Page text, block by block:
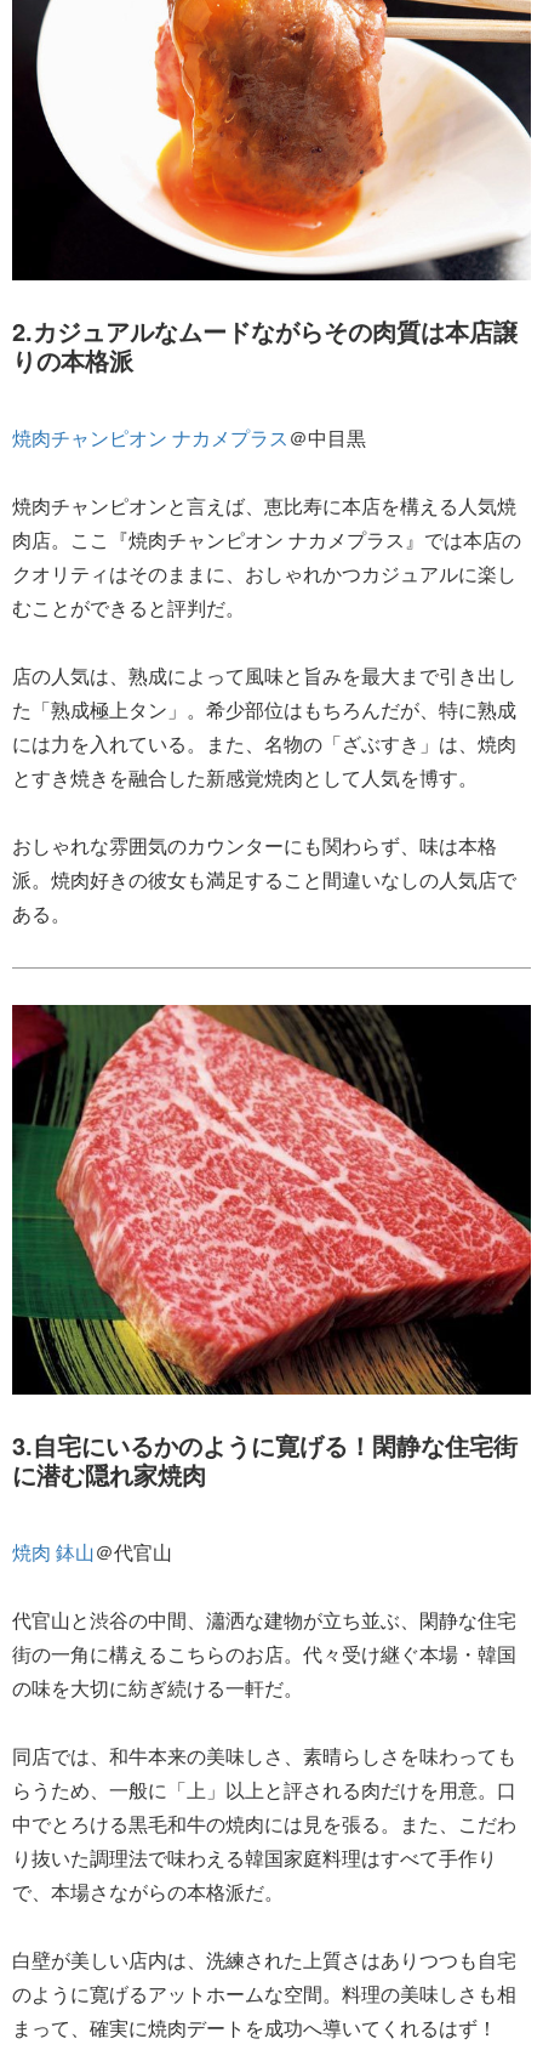
2.カジュアルなムードながらその肉質は本店譲
りの本格派
焼肉チャンピオン ナカメプラス＠中目黒
焼肉チャンピオンと言えば、恵比寿に本店を構える人気焼
肉店。ここ『焼肉チャンピオン ナカメプラス』では本店の
クオリティはそのままに、おしゃれかつカジュアルに楽し
むことができると評判だ。
店の人気は、熟成によって風味と旨みを最大まで引き出し
た「熟成極上タン」。希少部位はもちろんだが、特に熟成
には力を入れている。また、名物の「ざぶすき」は、焼肉
とすき焼きを融合した新感覚焼肉として人気を博す。
おしゃれな雰囲気のカウンターにも関わらず、味は本格
派。焼肉好きの彼女も満足すること間違いなしの人気店で
ある。
3.自宅にいるかのように寛げる！閑静な住宅街
に潜む隠れ家焼肉
焼肉 鉢山＠代官山
代官山と渋谷の中間、瀟洒な建物が立ち並ぶ、閑静な住宅
街の一角に構えるこちらのお店。代々受け継ぐ本場・韓国
の味を大切に紡ぎ続ける一軒だ。
同店では、和牛本来の美味しさ、素晴らしさを味わっても
らうため、一般に「上」以上と評される肉だけを用意。口
中でとろける黒毛和牛の焼肉には見を張る。また、こだわ
り抜いた調理法で味わえる韓国家庭料理はすべて手作り
で、本場さながらの本格派だ。
白壁が美しい店内は、洗練された上質さはありつつも自宅
のように寛げるアットホームな空間。料理の美味しさも相
まって、確実に焼肉デートを成功へ導いてくれるはず！